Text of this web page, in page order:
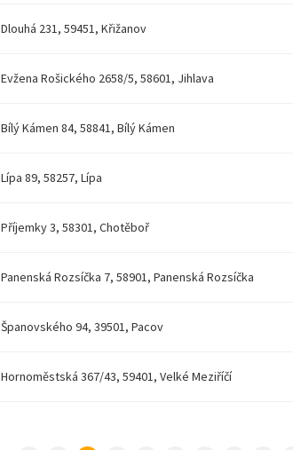
Dlouhá 231, 59451, Křižanov
Evžena Rošického 2658/5, 58601, Jihlava
Bílý Kámen 84, 58841, Bílý Kámen
Lípa 89, 58257, Lípa
Příjemky 3, 58301, Chotěboř
Panenská Rozsíčka 7, 58901, Panenská Rozsíčka
Španovského 94, 39501, Pacov
Hornoměstská 367/43, 59401, Velké Meziříčí